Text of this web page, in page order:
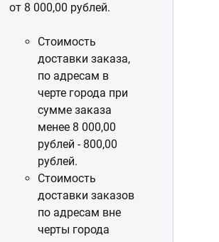
от 8 000,00 рублей.
Стоимость
доставки заказа,
по адресам в
черте города при
сумме заказа
менее 8 000,00
рублей - 800,00
рублей.
Стоимость
доставки заказов
по адресам вне
черты города